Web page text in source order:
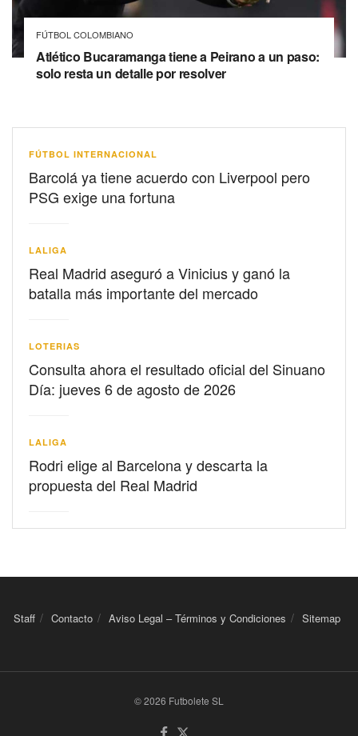
FÚTBOL COLOMBIANO
Atlético Bucaramanga tiene a Peirano a un paso:
solo resta un detalle por resolver
FÚTBOL INTERNACIONAL
Barcolá ya tiene acuerdo con Liverpool pero
PSG exige una fortuna
LALIGA
Real Madrid aseguró a Vinicius y ganó la
batalla más importante del mercado
LOTERIAS
Consulta ahora el resultado oficial del Sinuano
Día: jueves 6 de agosto de 2026
LALIGA
Rodri elige al Barcelona y descarta la
propuesta del Real Madrid
Staff Contacto Aviso Legal – Términos y Condiciones Sitemap
© 2026 Futbolete SL